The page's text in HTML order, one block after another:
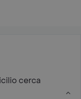
cerca